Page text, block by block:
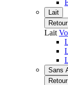
Lait
Retour
Lait
Sans
Retour